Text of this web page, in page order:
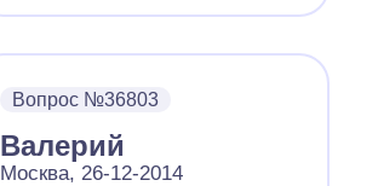
Вопрос №36803
Валерий
Москва, 26-12-2014